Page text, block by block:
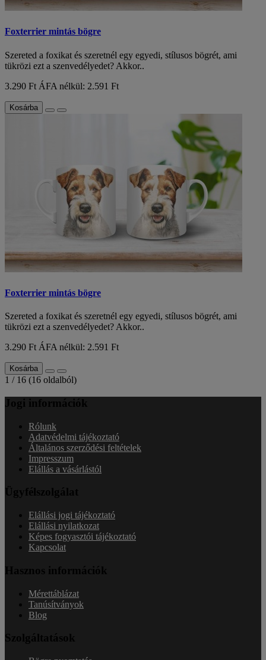
Foxterrier mintás bögre
Szereted a foxikat és szeretnél egy egyedi, stílusos bögrét, ami
tükrözi ezt a szenvedélyedet? Akkor..
3.290 Ft ÁFA nélkül: 2.591 Ft
Kosárba
Foxterrier mintás bögre
Szereted a foxikat és szeretnél egy egyedi, stílusos bögrét, ami
tükrözi ezt a szenvedélyedet? Akkor..
3.290 Ft ÁFA nélkül: 2.591 Ft
Kosárba
1 / 16 (16 oldalból)
Jogi információk
Rólunk
Adatvédelmi tájékoztató
Általános szerződési feltételek
Impresszum
Elállás a vásárlástól
Ügyfélszolgálat
Elállási jogi tájékoztató
Elállási nyilatkozat
Képes fogyasztói tájékoztató
Kapcsolat
Hasznos információk
Mérettáblázat
Tanúsítványok
Blog
Szolgáltatások